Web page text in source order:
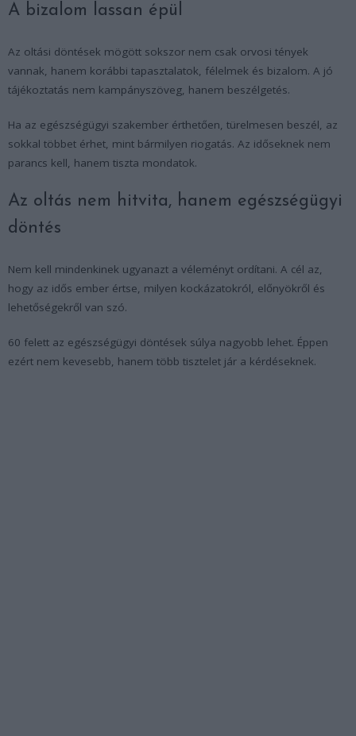
A bizalom lassan épül
Az oltási döntések mögött sokszor nem csak orvosi tények
vannak, hanem korábbi tapasztalatok, félelmek és bizalom. A jó
tájékoztatás nem kampányszöveg, hanem beszélgetés.
Ha az egészségügyi szakember érthetően, türelmesen beszél, az
sokkal többet érhet, mint bármilyen riogatás. Az időseknek nem
parancs kell, hanem tiszta mondatok.
Az oltás nem hitvita, hanem egészségügyi
döntés
Nem kell mindenkinek ugyanazt a véleményt ordítani. A cél az,
hogy az idős ember értse, milyen kockázatokról, előnyökről és
lehetőségekről van szó.
60 felett az egészségügyi döntések súlya nagyobb lehet. Éppen
ezért nem kevesebb, hanem több tisztelet jár a kérdéseknek.